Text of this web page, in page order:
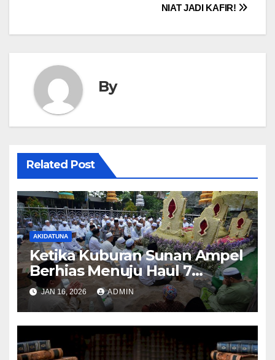
NIAT JADI KAFIR!
By
Related Post
AKIDATUNA
Ketika Kuburan Sunan Ampel
Berhias Menuju Haul 7
Februari 2026
JAN 16, 2026 ADMIN